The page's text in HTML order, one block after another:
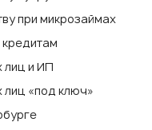
при микрозаймах
кредитам
лиц и ИП
лиц «под ключ»